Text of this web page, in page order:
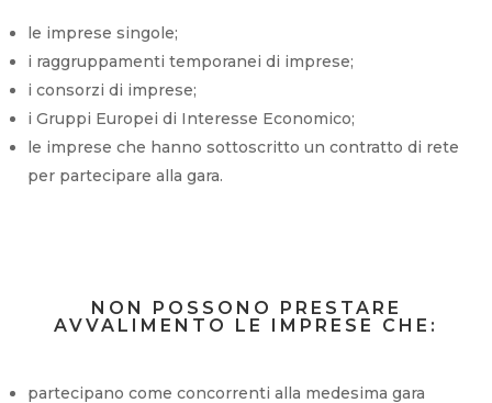
le imprese singole;
i raggruppamenti temporanei di imprese;
i consorzi di imprese;
i Gruppi Europei di Interesse Economico;
le imprese che hanno sottoscritto un contratto di rete
per partecipare alla gara.
NON POSSONO PRESTARE
AVVALIMENTO LE IMPRESE CHE:
partecipano come concorrenti alla medesima gara